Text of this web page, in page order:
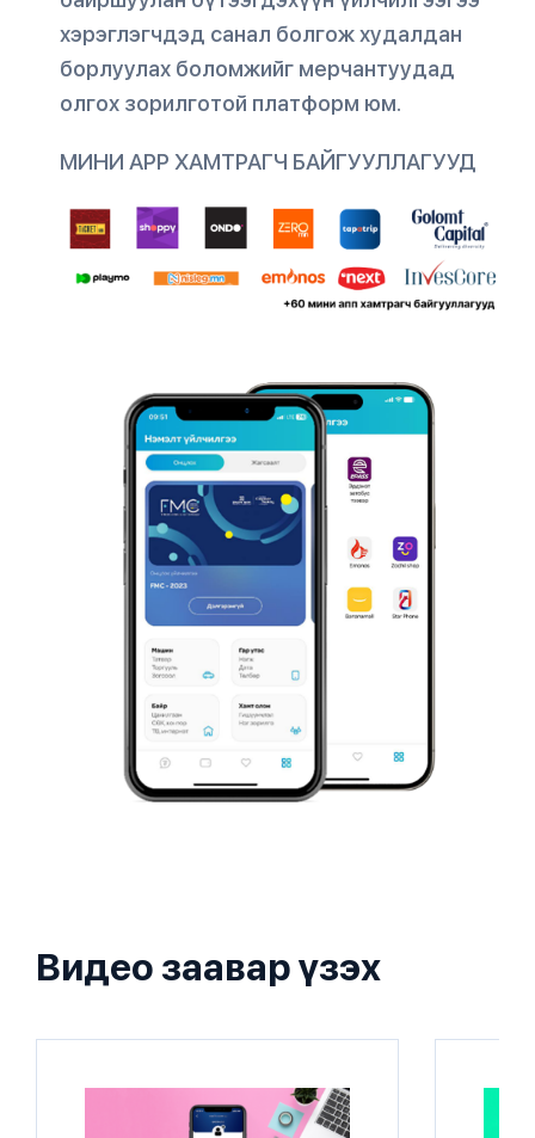
хэрэглэгчдэд санал болгож худалдан
борлуулах боломжийг мерчантуудад
олгох зорилготой платформ юм.
МИНИ АРР ХАМТРАГЧ БАЙГУУЛЛАГУУД
Видео заавар үзэх